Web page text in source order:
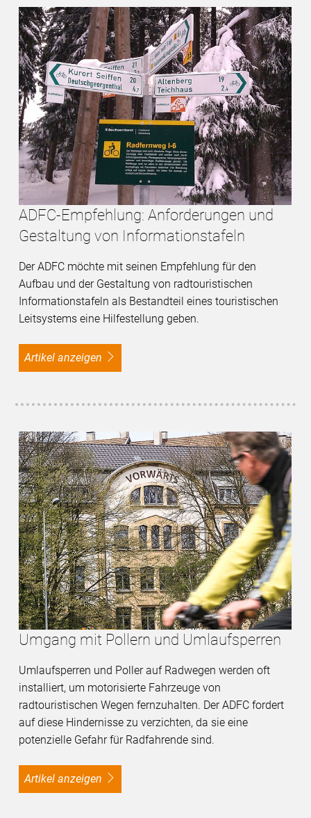
ADFC-Empfehlung: Anforderungen und
Gestaltung von Informationstafeln
Der ADFC möchte mit seinen Empfehlung für den
Aufbau und der Gestaltung von radtouristischen
Informationstafeln als Bestandteil eines touristischen
Leitsystems eine Hilfestellung geben.
Artikel anzeigen
Umgang mit Pollern und Umlaufsperren
Umlaufsperren und Poller auf Radwegen werden oft
installiert, um motorisierte Fahrzeuge von
radtouristischen Wegen fernzuhalten. Der ADFC fordert
auf diese Hindernisse zu verzichten, da sie eine
potenzielle Gefahr für Radfahrende sind.
Artikel anzeigen